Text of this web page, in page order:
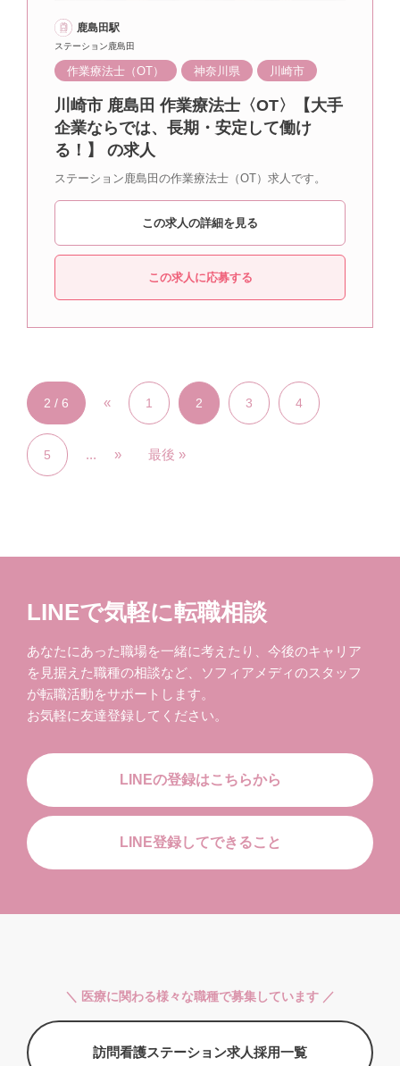
鹿島田駅
ステーション鹿島田
作業療法士（OT） 神奈川県 川崎市
川崎市 鹿島田 作業療法士〈OT〉【大手
企業ならでは、長期・安定して働け
る！】 の求人
ステーション鹿島田の作業療法士（OT）求人です。
この求人の詳細を見る
この求人に応募する
2 / 6 « 1 2 3 4
5 ... » 最後 »
LINEで気軽に転職相談
あなたにあった職場を一緒に考えたり、今後のキャリア
を見据えた職種の相談など、ソフィアメディのスタッフ
が転職活動をサポートします。
お気軽に友達登録してください。
LINEの登録はこちらから
LINE登録してできること
＼ 医療に関わる様々な職種で募集しています ／
訪問看護ステーション求人採用一覧